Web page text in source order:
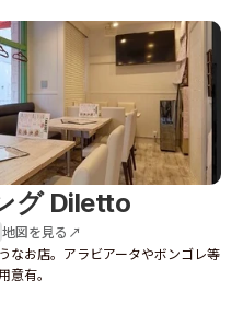
グ Diletto
地図を見る↗
お店。アラビアータやボンゴレ等
有。